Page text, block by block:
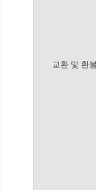
교환 및 환